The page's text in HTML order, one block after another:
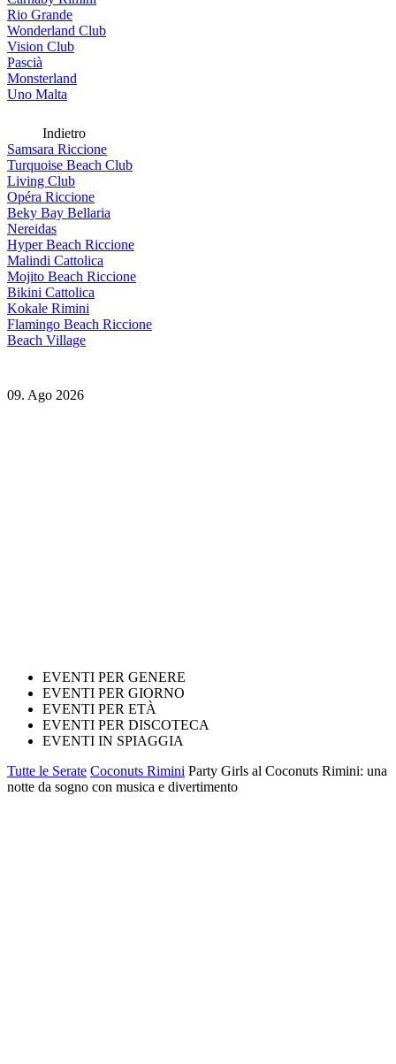
Rio Grande
Wonderland Club
Vision Club
Pascià
Monsterland
Uno Malta
Indietro
Samsara Riccione
Turquoise Beach Club
Living Club
Opéra Riccione
Beky Bay Bellaria
Nereidas
Hyper Beach Riccione
Malindi Cattolica
Mojito Beach Riccione
Bikini Cattolica
Kokale Rimini
Flamingo Beach Riccione
Beach Village
09. Ago 2026
EVENTI PER GENERE
EVENTI PER GIORNO
EVENTI PER ETÀ
EVENTI PER DISCOTECA
EVENTI IN SPIAGGIA
Tutte le Serate Coconuts Rimini Party Girls al Coconuts Rimini: una
notte da sogno con musica e divertimento